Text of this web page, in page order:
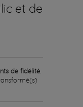
et de
de fidélité